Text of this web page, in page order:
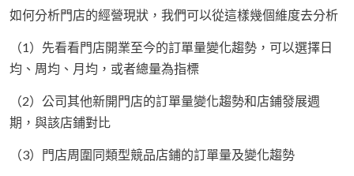
如何分析門店的經營現狀，我們可以從這樣幾個維度去分析
（1）先看看門店開業至今的訂單量變化趨勢，可以選擇日
均、周均、月均，或者總量為指標
（2）公司其他新開門店的訂單量變化趨勢和店鋪發展週
期，與該店鋪對比
（3）門店周圍同類型競品店鋪的訂單量及變化趨勢